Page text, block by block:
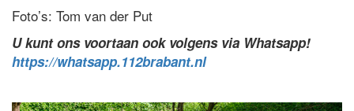
Foto’s: Tom van der Put
U kunt ons voortaan ook volgens via Whatsapp!
https://whatsapp.112brabant.nl